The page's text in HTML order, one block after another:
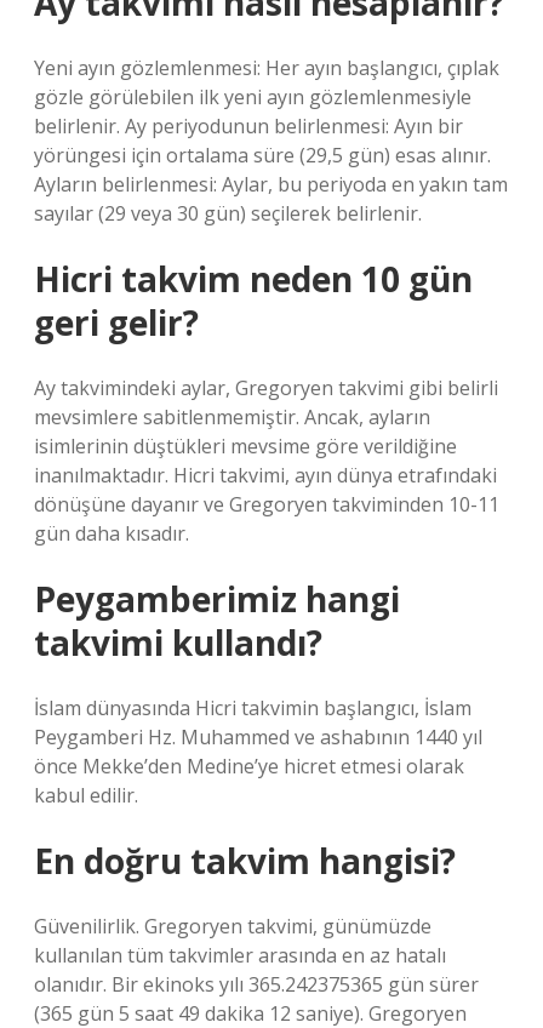
Yeni ayın gözlemlenmesi: Her ayın başlangıcı, çıplak
gözle görülebilen ilk yeni ayın gözlemlenmesiyle
belirlenir. Ay periyodunun belirlenmesi: Ayın bir
yörüngesi için ortalama süre (29,5 gün) esas alınır.
Ayların belirlenmesi: Aylar, bu periyoda en yakın tam
sayılar (29 veya 30 gün) seçilerek belirlenir.
Hicri takvim neden 10 gün
geri gelir?
Ay takvimindeki aylar, Gregoryen takvimi gibi belirli
mevsimlere sabitlenmemiştir. Ancak, ayların
isimlerinin düştükleri mevsime göre verildiğine
inanılmaktadır. Hicri takvimi, ayın dünya etrafındaki
dönüşüne dayanır ve Gregoryen takviminden 10-11
gün daha kısadır.
Peygamberimiz hangi
takvimi kullandı?
İslam dünyasında Hicri takvimin başlangıcı, İslam
Peygamberi Hz. Muhammed ve ashabının 1440 yıl
önce Mekke’den Medine’ye hicret etmesi olarak
kabul edilir.
En doğru takvim hangisi?
Güvenilirlik. Gregoryen takvimi, günümüzde
kullanılan tüm takvimler arasında en az hatalı
olanıdır. Bir ekinoks yılı 365.242375365 gün sürer
(365 gün 5 saat 49 dakika 12 saniye). Gregoryen